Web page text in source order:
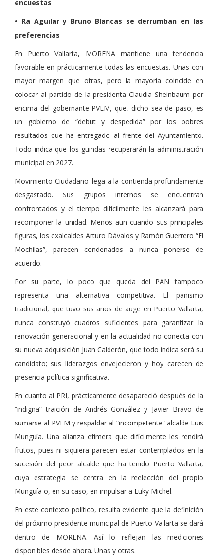
encuestas
• Ra Aguilar y Bruno Blancas se derrumban en las
preferencias
En Puerto Vallarta, MORENA mantiene una tendencia
favorable en prácticamente todas las encuestas. Unas con
mayor margen que otras, pero la mayoría coincide en
colocar al partido de la presidenta Claudia Sheinbaum por
encima del gobernante PVEM, que, dicho sea de paso, es
un gobierno de “debut y despedida” por los pobres
resultados que ha entregado al frente del Ayuntamiento.
Todo indica que los guindas recuperarán la administración
municipal en 2027.
Movimiento Ciudadano llega a la contienda profundamente
desgastado. Sus grupos internos se encuentran
confrontados y el tiempo difícilmente les alcanzará para
recomponer la unidad. Menos aun cuando sus principales
figuras, los exalcaldes Arturo Dávalos y Ramón Guerrero “El
Mochilas”, parecen condenados a nunca ponerse de
acuerdo.
Por su parte, lo poco que queda del PAN tampoco
representa una alternativa competitiva. El panismo
tradicional, que tuvo sus años de auge en Puerto Vallarta,
nunca construyó cuadros suficientes para garantizar la
renovación generacional y en la actualidad no conecta con
su nueva adquisición Juan Calderón, que todo indica será su
candidato; sus liderazgos envejecieron y hoy carecen de
presencia política significativa.
En cuanto al PRI, prácticamente desapareció después de la
“indigna” traición de Andrés González y Javier Bravo de
sumarse al PVEM y respaldar al “incompetente” alcalde Luis
Munguía. Una alianza efímera que difícilmente les rendirá
frutos, pues ni siquiera parecen estar contemplados en la
sucesión del peor alcalde que ha tenido Puerto Vallarta,
cuya estrategia se centra en la reelección del propio
Munguía o, en su caso, en impulsar a Luky Michel.
En este contexto político, resulta evidente que la definición
del próximo presidente municipal de Puerto Vallarta se dará
dentro de MORENA. Así lo reflejan las mediciones
disponibles desde ahora. Unas y otras.